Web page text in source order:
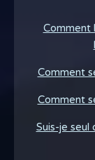
Comment
Comment
Comment
Suis-je seul